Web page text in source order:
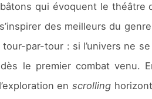
qui évoquent le théâtre
des meilleurs du
par-tour : si l’univers ne
le premier combat venu.
enscrolling